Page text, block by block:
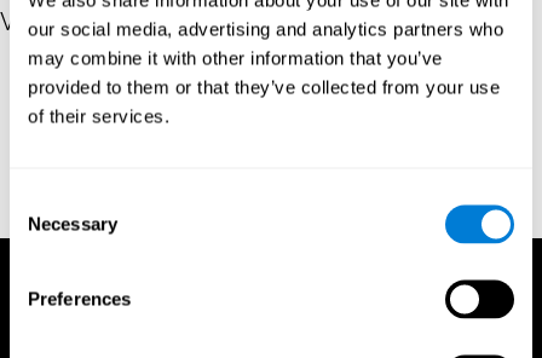
our social media, advertising and analytics partners who
may combine it with other information that you’ve
provided to them or that they’ve collected from your use
of their services.
Selection
Necessary
Preferences
Verweise
Raven, J. C. (1936). Mental tests used in genetic studies: The
performance of related individuals on tests mainly educative and
mainly reproductive. MSc Thesis, University of London.